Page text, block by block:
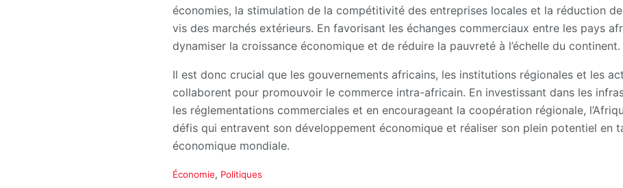
économies, la stimulation de la compétitivité des entreprises locales et la réduction
vis des marchés extérieurs. En favorisant les échanges commerciaux entre les pays
dynamiser la croissance économique et de réduire la pauvreté à l’échelle du continent.
Il est donc crucial que les gouvernements africains, les institutions régionales et les
collaborent pour promouvoir le commerce intra-africain. En investissant dans les
les réglementations commerciales et en encourageant la coopération régionale,
défis qui entravent son développement économique et réaliser son plein potentiel en
économique mondiale.
C
Économie, Politiques